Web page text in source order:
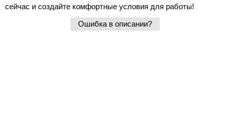
сейчас и создайте комфортные условия для работы!
Ошибка в описании?